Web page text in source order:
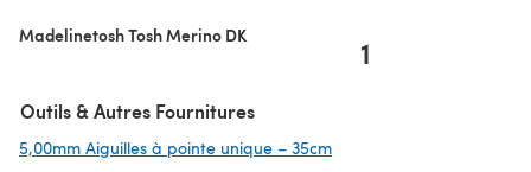
Madelinetosh Tosh Merino DK 1
Outils & Autres Fournitures
5,00mm Aiguilles à pointe unique – 35cm